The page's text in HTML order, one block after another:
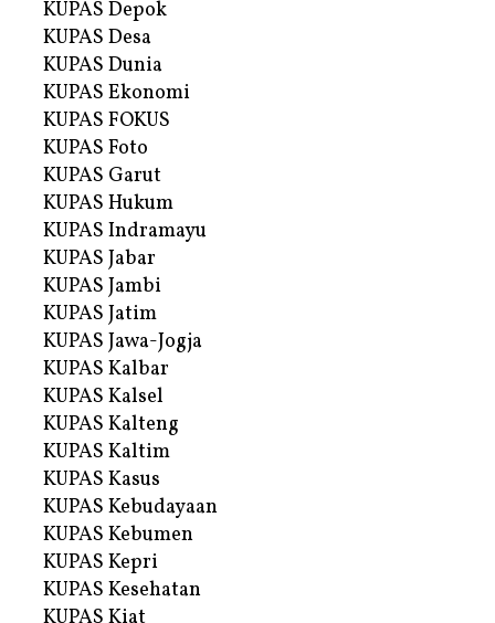
KUPAS Depok
KUPAS Desa
KUPAS Dunia
KUPAS Ekonomi
KUPAS FOKUS
KUPAS Foto
KUPAS Garut
KUPAS Hukum
KUPAS Indramayu
KUPAS Jabar
KUPAS Jambi
KUPAS Jatim
KUPAS Jawa-Jogja
KUPAS Kalbar
KUPAS Kalsel
KUPAS Kalteng
KUPAS Kaltim
KUPAS Kasus
KUPAS Kebudayaan
KUPAS Kebumen
KUPAS Kepri
KUPAS Kesehatan